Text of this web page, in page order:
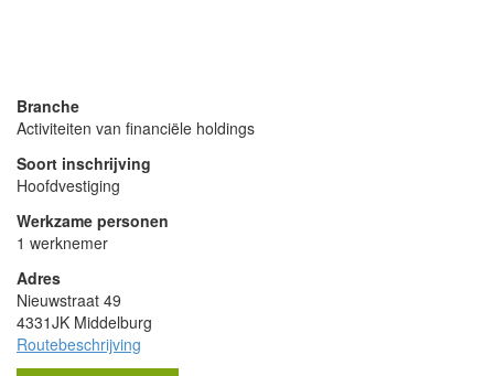
Branche
Activiteiten van financiële holdings
Soort inschrijving
Hoofdvestiging
Werkzame personen
1 werknemer
Adres
Nieuwstraat 49
4331JK Middelburg
Routebeschrijving